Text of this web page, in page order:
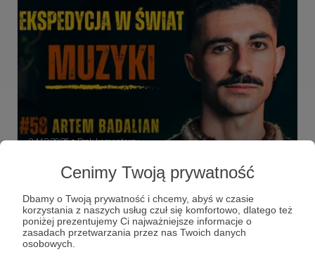
Cenimy Twoją prywatność
Dbamy o Twoją prywatność i chcemy, abyś w czasie
korzystania z naszych usług czuł się komfortowo, dlatego też
poniżej prezentujemy Ci najważniejsze informacje o
zasadach przetwarzania przez nas Twoich danych
osobowych.
04.12.2025 ● Brak komentarzy
Artem Badalian - dusznø podcast #58
producent i dj. Nieustannie szuka, przekopuje, grzebie w
dźwiękach tak długo, aż znajdzie coś, czego nie słyszałeś
nigdzie indziej.
dusznø dusznøpodcast podcast +7